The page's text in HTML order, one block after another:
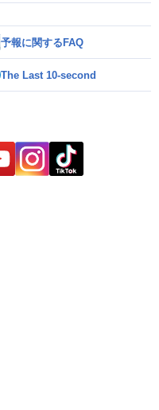
予報に関するFAQ
The Last 10-second